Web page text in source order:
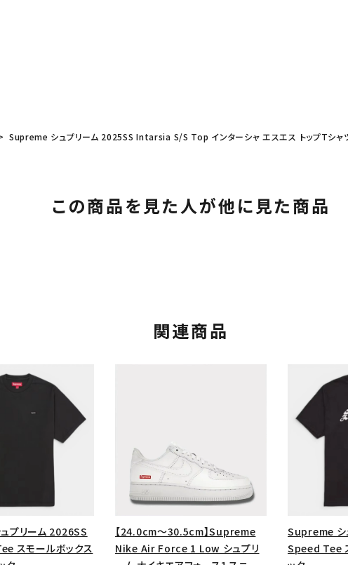
価格から探す
円 ～
人気ワード
パーカー・クルーネック
ショ
在庫のない商品を表示する
Supreme シュプリーム 2025SS Intarsia S/S Top インターシャ エスエス トップTシャ
この商品を見た人が他に見た商品
関連商品
プリーム 2026SS
スモールボックス
【24.0cm～30.5cm】Supreme
Nike Air Force 1 Low シュプリ
Supreme シ
Speed Tee